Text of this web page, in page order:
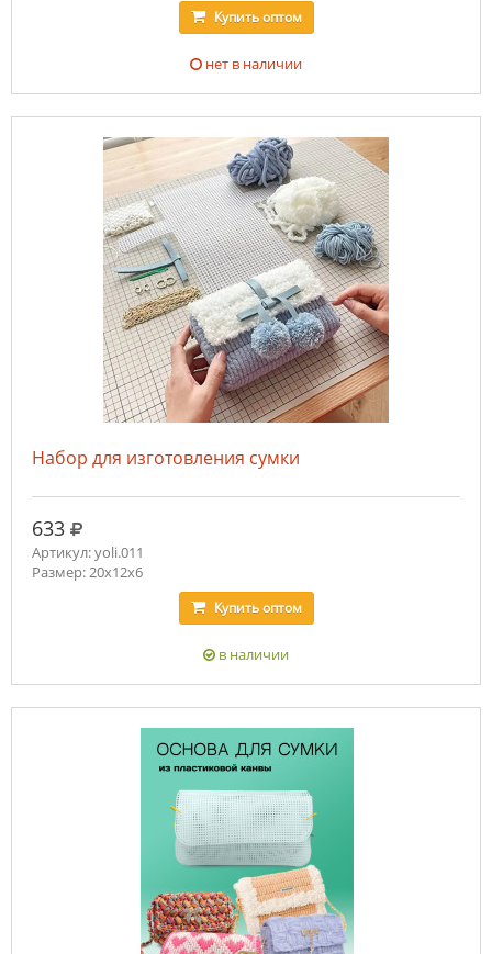
Купитьоптом
нет в наличии
Набор для изготовления сумки
633 руб.
Артикул: yoli.011
Размер: 20х12х6
Купитьоптом
в наличии